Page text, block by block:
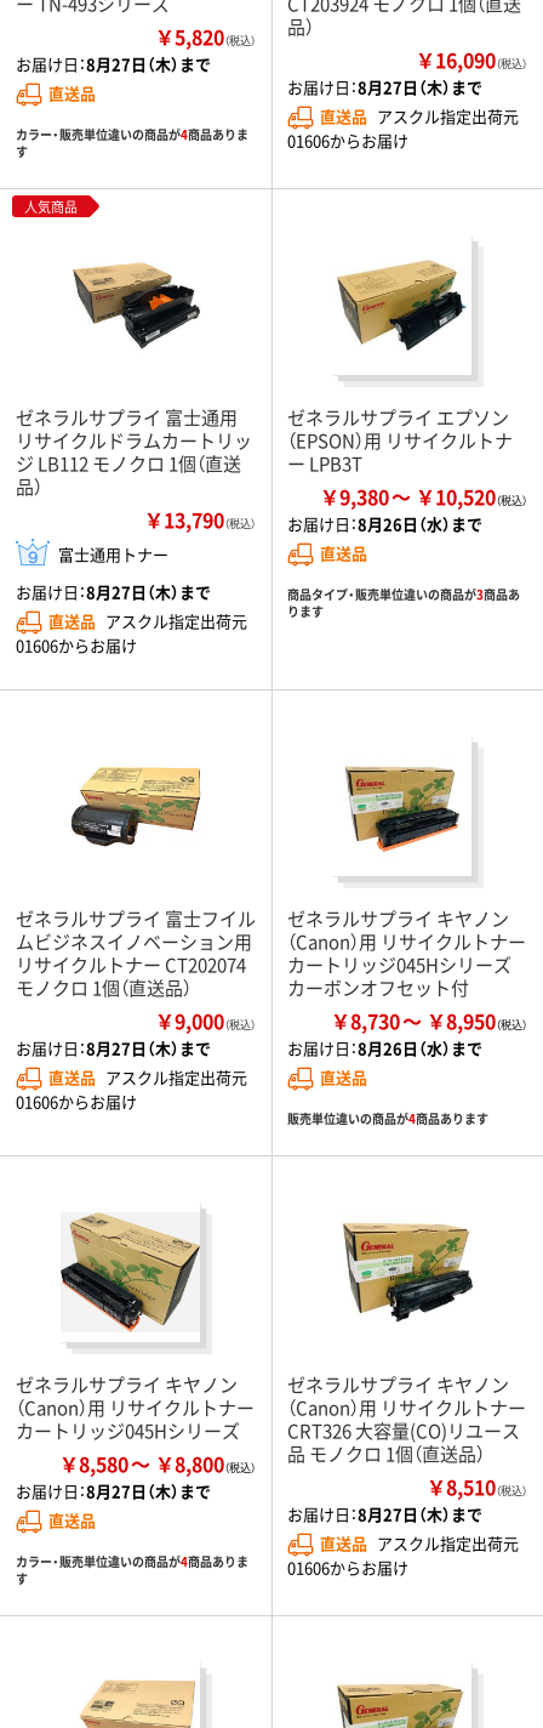
￥5,820（税込）
お届け日：8月27日（木）まで
直送品
カラー・販売単位違いの商品が4商品ありま
す
品）
￥16,090（税込）
お届け日：8月27日（木）まで
直送品 アスクル指定出荷元
01606からお届け
人気商品
ゼネラルサプライ 富士通用
リサイクルドラムカートリッ
ジ LB112 モノクロ 1個（直送
品）
￥13,790（税込）
富士通用トナー
お届け日：8月27日（木）まで
直送品 アスクル指定出荷元
01606からお届け
ゼネラルサプライ エプソン
（EPSON）用 リサイクルトナ
ー LPB3T
￥9,380 ￥10,520
お届け日：8月26日（水）まで
直送品
商品タイプ・販売単位違いの商品が3商品あ
ります
ゼネラルサプライ 富士フイル
ムビジネスイノベーション用
リサイクルトナー CT202074
モノクロ 1個（直送品）
￥9,000（税込）
お届け日：8月27日（木）まで
直送品 アスクル指定出荷元
01606からお届け
ゼネラルサプライ キヤノン
（Canon）用 リサイクルトナー
カートリッジ045Hシリーズ
カーボンオフセット付
￥8,730 ￥8,950
お届け日：8月26日（水）まで
直送品
販売単位違いの商品が4商品あります
ゼネラルサプライ キヤノン
（Canon）用 リサイクルトナー
カートリッジ045Hシリーズ
￥8,580 ￥8,800
お届け日：8月27日（木）まで
直送品
カラー・販売単位違いの商品が4商品ありま
す
ゼネラルサプライ キヤノン
（Canon）用 リサイクルトナー
CRT326 大容量(CO)リユース
品 モノクロ 1個（直送品）
￥8,510（税込）
お届け日：8月27日（木）まで
直送品 アスクル指定出荷元
01606からお届け